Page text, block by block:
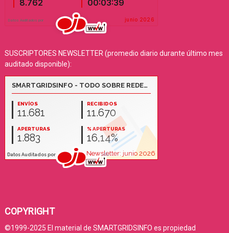
SUSCRIPTORES NEWSLETTER (promedio diario durante último mes
auditado disponible):
COPYRIGHT
©1999-2025 El material de SMARTGRIDSINFO es propiedad